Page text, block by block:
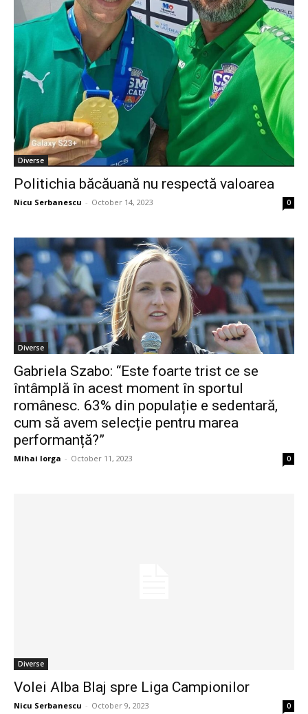
Diverse
Politichia băcăuană nu respectă valoarea
Nicu Serbanescu - October 14, 2023 0
Diverse
Gabriela Szabo: “Este foarte trist ce se
întâmplă în acest moment în sportul
românesc. 63% din populație e sedentară,
cum să avem selecție pentru marea
performanță?”
Mihai Iorga - October 11, 2023 0
Diverse
Volei Alba Blaj spre Liga Campionilor
Nicu Serbanescu - October 9, 2023 0